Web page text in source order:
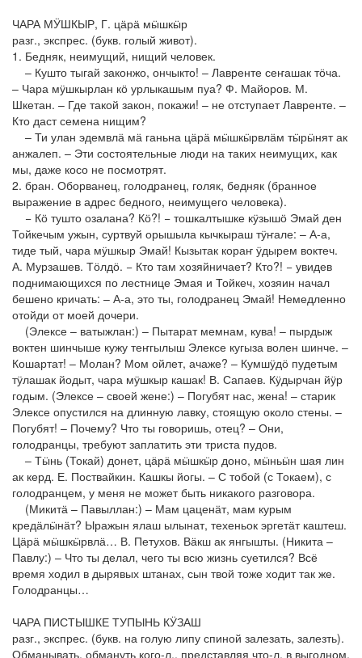
ЧАРА МӰШКЫР, Г. цӓрӓ мӹшкӹр
разг., экспрес. (букв. голый живот).
1. Бедняк, неимущий, нищий человек.
– Кушто тыгай законжо, ончыкто! – Лавренте сеҥашак тӧча.
– Чара мӱшкырлан кӧ урлыкашым пуа? Ф. Майоров. М.
Шкетан. – Где такой закон, покажи! – не отступает Лавренте. –
Кто даст семена нищим?
– Ти улан эдемвлӓ мӓ ганьна цӓрӓ мӹшкӹрвлӓм тӹрӹнят ак
анжалеп. – Эти состоятельные люди на таких неимущих, как
мы, даже косо не посмотрят.
2. бран. Оборванец, голодранец, голяк, бедняк (бранное
выражение в адрес бедного, неимущего человека).
− Кӧ тушто озалана? Кӧ?! − тошкалтышке кӱзышӧ Эмай ден
Тойкечым ужын, суртвуй орышыла кычкыраш тӱҥале: – А-а,
тиде тый, чара мӱшкыр Эмай! Кызытак кораҥ ӱдырем воктеч.
А. Мурзашев. Тӧлдӧ. − Кто там хозяйничает? Кто?! − увидев
поднимающихся по лестнице Эмая и Тойкеч, хозяин начал
бешено кричать: – А-а, это ты, голодранец Эмай! Немедленно
отойди от моей дочери.
(Элексе – ватыжлан:) – Пытарат мемнам, кува! – пырдыж
воктен шинчыше кужу теҥгылыш Элексе кугыза волен шинче. –
Кошартат! – Молан? Мом ойлет, ачаже? – Кумшӱдӧ пудетым
тӱлашак йодыт, чара мӱшкыр кашак! В. Сапаев. Кӱдырчан йӱр
годым. (Элексе – своей жене:) – Погубят нас, жена! – старик
Элексе опустился на длинную лавку, стоящую около стены. –
Погубят! – Почему? Что ты говоришь, отец? – Они,
голодранцы, требуют заплатить эти триста пудов.
– Тӹнь (Токай) донет, цӓрӓ мӹшкӹр доно, мӹньӹн шая лин
ак керд. Е. Поствайкин. Кашкы йогы. – С тобой (с Токаем), с
голодранцем, у меня не может быть никакого разговора.
(Микитӓ – Павыллан:) – Мам цаценӓт, мам курым
кредӓлӹнӓт? Ыражын ялаш ылынат, техеньок эргетӓт каштеш.
Цӓрӓ мӹшкӹрвлӓ… В. Петухов. Вӓкш ак янгышты. (Никита –
Павлу:) – Что ты делал, чего ты всю жизнь суетился? Всё
время ходил в дырявых штанах, сын твой тоже ходит так же.
Голодранцы…
ЧАРА ПИСТЫШКЕ ТУПЫНЬ КӰЗАШ
разг., экспрес. (букв. на голую липу спиной залезать, залезть).
Обманывать, обмануть кого-л., представляя что-л. в выгодном,